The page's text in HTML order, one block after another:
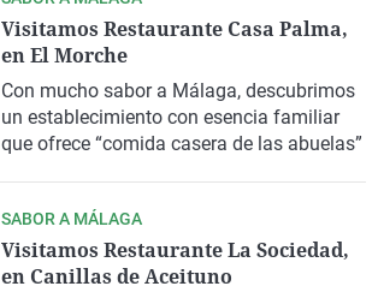
Visitamos Restaurante Casa Palma,
en El Morche
Con mucho sabor a Málaga, descubrimos
un establecimiento con esencia familiar
que ofrece “comida casera de las abuelas”
SABOR A MÁLAGA
Visitamos Restaurante La Sociedad,
en Canillas de Aceituno